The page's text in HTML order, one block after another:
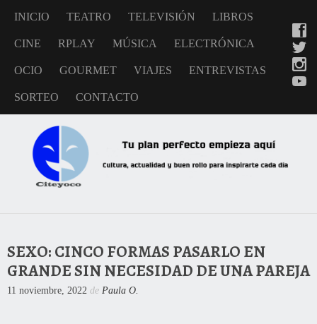
INICIO TEATRO TELEVISIÓN LIBROS
CINE RPLAY MÚSICA ELECTRÓNICA
OCIO GOURMET VIAJES ENTREVISTAS
SORTEO CONTACTO
SEXO: CINCO FORMAS PASARLO EN
GRANDE SIN NECESIDAD DE UNA PAREJA
11 noviembre, 2022 de Paula O.